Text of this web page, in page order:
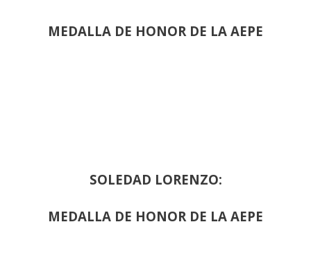
MEDALLA DE HONOR DE LA AEPE
SOLEDAD LORENZO:
MEDALLA DE HONOR DE LA AEPE